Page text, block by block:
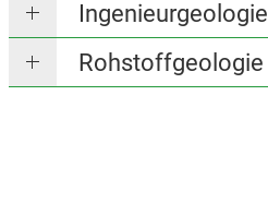
Ingenieurgeologie
Rohstoffgeologie